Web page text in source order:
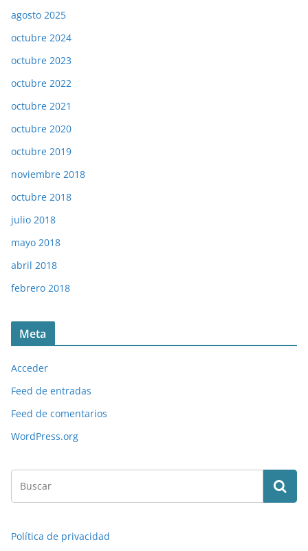
agosto 2025
octubre 2024
octubre 2023
octubre 2022
octubre 2021
octubre 2020
octubre 2019
noviembre 2018
octubre 2018
julio 2018
mayo 2018
abril 2018
febrero 2018
Meta
Acceder
Feed de entradas
Feed de comentarios
WordPress.org
Política de privacidad